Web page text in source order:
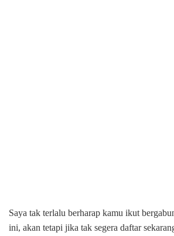
Saya tak terlalu berharap kamu ikut
ini, akan tetapi jika tak segera daftar